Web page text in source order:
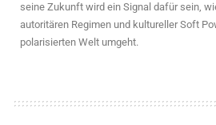
seine Zukunft wird ein Signal dafür sein,
autoritären Regimen und kultureller Soft
polarisierten Welt umgeht.